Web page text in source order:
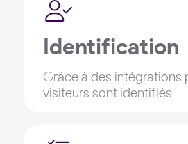
Identification
Grâce à des intégrations
visiteurs sont identifiés.